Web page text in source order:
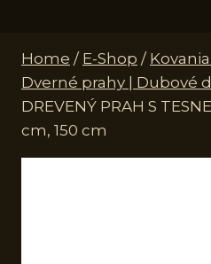
Home / E-Shop /
Dverné prahy | Dubové
DREVENÝ PRAH S
cm, 150 cm